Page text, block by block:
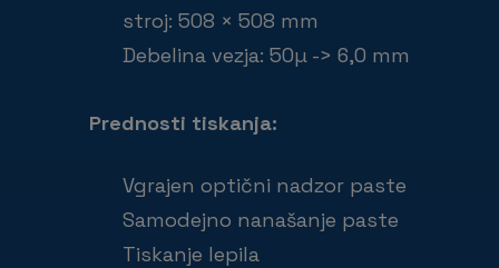
stroj: 508 × 508 mm
Debelina vezja: 50µ -> 6,0 mm
Prednosti tiskanja:
Vgrajen optični nadzor paste
Samodejno nanašanje paste
Tiskanje lepila